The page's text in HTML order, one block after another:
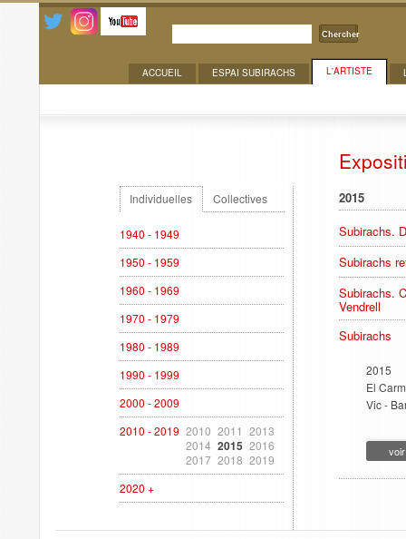
Chercher
L'ARTISTE
ESPAI SUBIRACHS
ACCUEIL
Individuelles Collectives
1940 - 1949
1950 - 1959
1960 - 1969
1970 - 1979
1980 - 1989
1990 - 1999
2000 - 2009
2010 - 2019 2010 2011 2013
2014 2015 2016
2017 2018 2019
2020 +
2015
Subirachs.
Subirachs
Subirachs.
Vendrell
Subirachs
2015
El
Vic -